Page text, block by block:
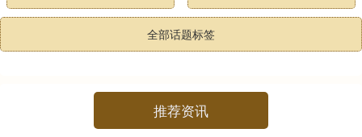
全部话题标签
推荐资讯